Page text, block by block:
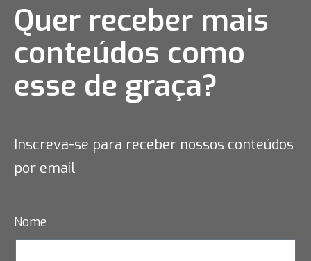
Quer receber mais
conteúdos como
esse de graça?
Inscreva-se para receber nossos conteúdos
por email
Nome